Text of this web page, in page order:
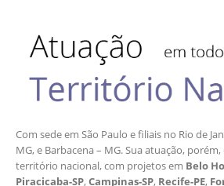
Com sede em São Paulo e filiais no Rio de
MG, e Barbacena – MG. Sua atuação,
território nacional, com projetos em Belo
Piracicaba-SP,Campinas-SP, Recife-PE,